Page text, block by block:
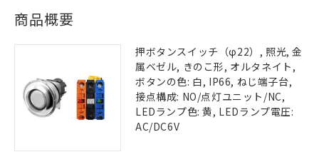
商品概要
押ボタンスイッチ（φ22）, 照光, 金
属ベゼル, きのこ形, オルタネイト,
ボタンの色: 白, IP66, ねじ端子台,
接点構成: NO/点灯ユニット/NC,
LEDランプ色: 黄, LEDランプ電圧:
AC/DC6V